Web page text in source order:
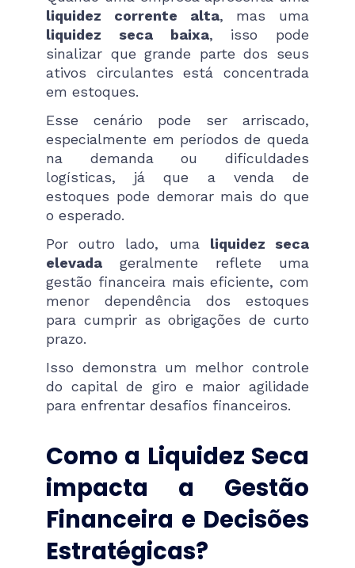
liquidez corrente alta, mas uma
liquidez seca baixa, isso pode
sinalizar que grande parte dos seus
ativos circulantes está concentrada
em estoques.
Esse cenário pode ser arriscado,
especialmente em períodos de queda
na demanda ou dificuldades
logísticas, já que a venda de
estoques pode demorar mais do que
o esperado.
Por outro lado, uma liquidez seca
elevada geralmente reflete uma
gestão financeira mais eficiente, com
menor dependência dos estoques
para cumprir as obrigações de curto
prazo.
Isso demonstra um melhor controle
do capital de giro e maior agilidade
para enfrentar desafios financeiros.
Como a Liquidez Seca
impacta a Gestão
Financeira e Decisões
Estratégicas?